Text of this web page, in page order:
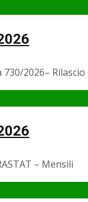
2026–
– Mensili